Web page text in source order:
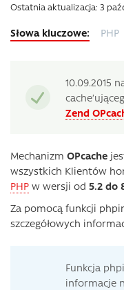
Ostatnia aktualizacja: 3
PHP
10.09.2015
Zend
Mechanizm OPcache
wszystkich Klientów
PHP w wersji od 5.2 do
Za pomocą funkcji
szczegółowych
Funkcja
informacje